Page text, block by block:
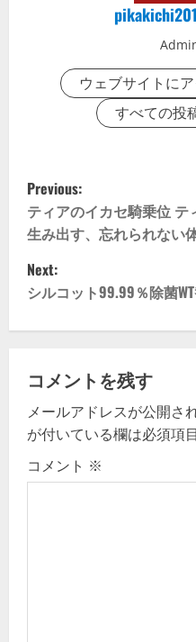
ウェブサイトに
すべての投
P
o
s
t
n
a
v
i
g
Previous:
ティアのイカセ騎乗位
生み出す、忘れられない体
Next:
シルコット99.99％除菌
コメントを残す
メールアドレスが公開さ
が付いている欄は必須項
コメント ※